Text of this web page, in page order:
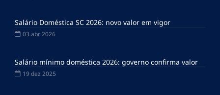
Salário Doméstica SC 2026: novo valor em vigor
03 abr 2026
Salário mínimo doméstica 2026: governo confirma valor
19 dez 2025